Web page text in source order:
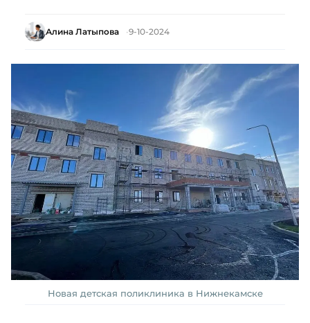
Алина Латыпова 9-10-2024
Новая детская поликлиника в Нижнекамске